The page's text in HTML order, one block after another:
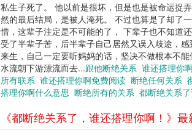
私生子死了。 他以前是很坏，但是也是被命运捉
然的最后结局，是被人淹死。 不过也算是了却了
惜，这辈子注定是不可能的了， 下辈子也不知道
受了半辈子苦，后半辈子自己居然又误入歧途，
来生，自己一定要听妈妈的话，坚决不做根本不
水流朝下游漂流而去...跟他断绝关系 谁还搭理你
所有联系 谁还搭理你啊免费阅读 断绝任何关系
搭理你啊什么意思 断绝所有的关系 都断绝关系
《都断绝关系了，谁还搭理你啊！》